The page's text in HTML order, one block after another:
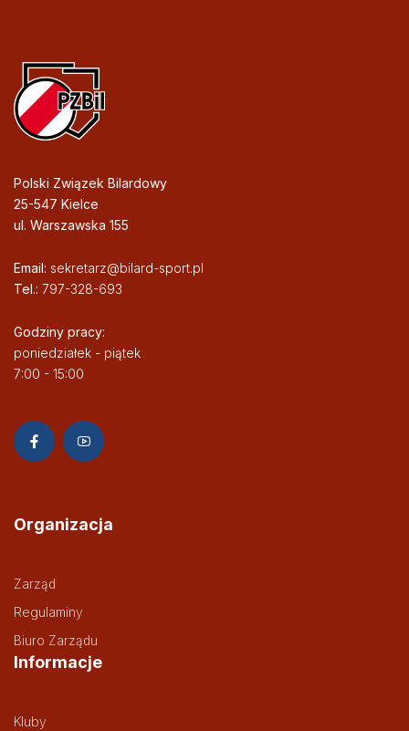
Polski Związek Bilardowy
25-547 Kielce
ul. Warszawska 155
Email: sekretarz@bilard-sport.pl
Tel.: 797-328-693
Godziny pracy:
poniedziałek - piątek
7:00 - 15:00
Organizacja
Zarząd
Regulaminy
Biuro Zarządu
Informacje
Kluby